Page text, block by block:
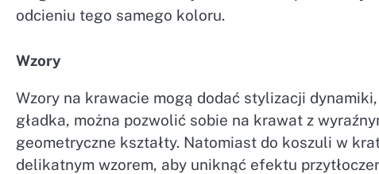
odcieniu tego samego koloru.
Wzory
Wzory na krawacie mogą dodać stylizacji
gładka, można pozwolić sobie na krawat z
geometryczne kształty. Natomiast do koszuli w
delikatnym wzorem, aby uniknąć efektu